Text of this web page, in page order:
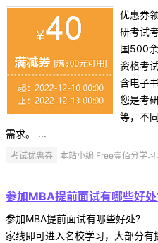
优惠券
研考试
国500
资格考
含电子
您是考
等，不
需求。 ...
考试优惠券 本站小编 Free壹佰分学
参加MBA提前面试有哪些好
参加MBA提前面试有哪些好处?
家线即可进入名校学习，大部分